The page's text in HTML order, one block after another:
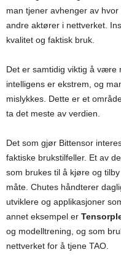
man tjener avhenger av
andre aktører i nettverket.
kvalitet og faktisk bruk.
Det er samtidig viktig å være
intelligens er ekstrem, og
mislykkes. Dette er et
ta det meste av verdien.
Det som gjør Bittensor
faktiske brukstilfeller. Et av
som brukes til å kjøre og
måte. Chutes håndterer
utviklere og applikasjoner
annet eksempel er
og modelltrening, og som
nettverket for å tjene TAO.